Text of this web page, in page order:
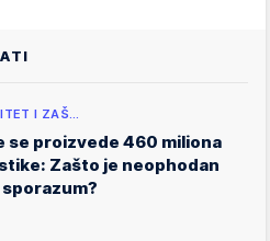
I ZAŠ…
se proizvede 460 miliona
Zašto je neophodan